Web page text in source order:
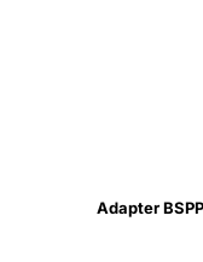
Adapter